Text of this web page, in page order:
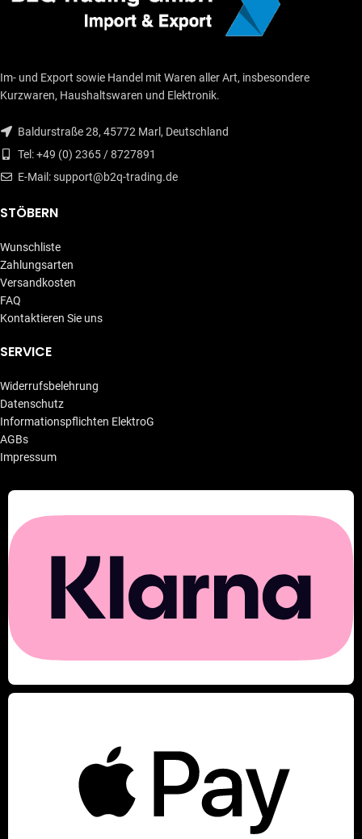
Im- und Export sowie Handel mit Waren aller Art, insbesondere
Kurzwaren, Haushaltswaren und Elektronik.
Baldurstraße 28, 45772 Marl, Deutschland
Tel: +49 (0) 2365 / 8727891
E-Mail: support@b2q-trading.de
STÖBERN
Wunschliste
Zahlungsarten
Versandkosten
FAQ
Kontaktieren Sie uns
SERVICE
Widerrufsbelehrung
Datenschutz
Informationspflichten ElektroG
AGBs
Impressum